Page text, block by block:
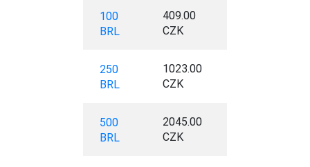
100
BRL
409.00
CZK
250
BRL
1023.00
CZK
500
BRL
2045.00
CZK